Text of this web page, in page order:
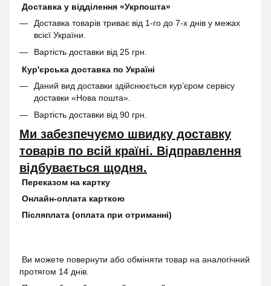
Доставка у відділення «Укрпошта»
Доставка товарів триває від 1-го до 7-х днів у межах
всієї України.
Вартість доставки від 25 грн.
Кур'єрська доставка по Україні
Даний вид доставки здійснюється кур’єром сервісу
доставки «Нова пошта».
Вартість доставки від 90 грн.
Ми забезпечуємо швидку доставку
товарів по всій країні. Відправлення
відбувається щодня.
Переказом на картку
Онлайн-оплата карткою
Післяплата (оплата при отриманні)
Ви можете повернути або обміняти товар на аналогічний
протягом 14 днів.